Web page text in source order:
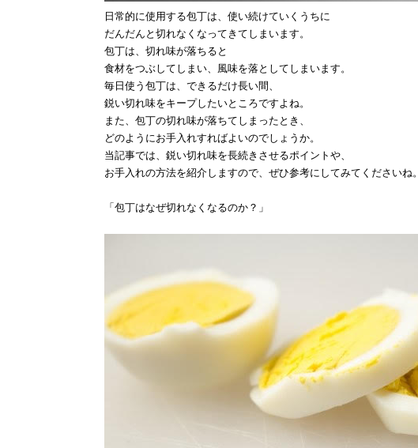
日常的に使用する包丁は、使い続けていくうちに
だんだんと切れなくなってきてしまいます。
包丁は、切れ味が落ちると
食材をつぶしてしまい、風味を落としてしまいます。
毎日使う包丁は、できるだけ長い間、
鋭い切れ味をキープしたいところですよね。
また、包丁の切れ味が落ちてしまったとき、
どのようにお手入れすればよいのでしょうか。
当記事では、鋭い切れ味を長続きさせるポイントや、
お手入れの方法を紹介しますので、ぜひ参考にしてみてくださいね。
「包丁はなぜ切れなくなるのか？」